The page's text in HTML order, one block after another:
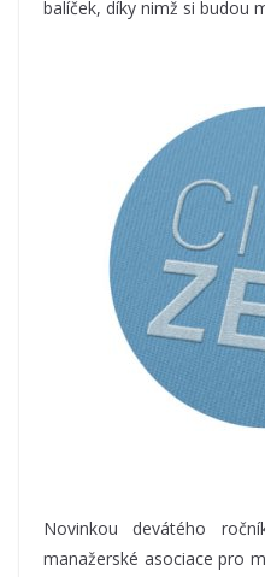
balíček, díky nimž si budou
Novinkou devátého
manažerské asociace pro